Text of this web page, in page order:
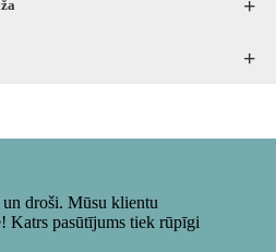
+
+
droši. Mūsu klientu
Katrs pasūtījums tiek rūpīgi